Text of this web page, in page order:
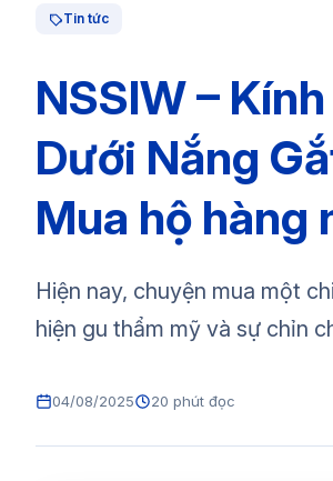
Tin tức
NSSIW –
Dưới Nắng
Mua hộ hàng
Hiện nay, chuyện mua một
hiện gu thẩm mỹ và sự chỉn
04/08/2025 20 phút đọc